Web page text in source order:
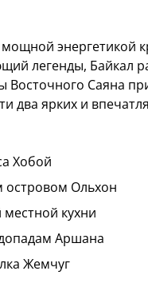
энергетикой
легенды, Байкал
Восточного Саяна
два ярких и
Хобой
Ольхон
местной кухни
Аршана
Жемчуг